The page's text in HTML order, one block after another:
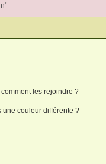
les rejoindre ?
une couleur différente ?